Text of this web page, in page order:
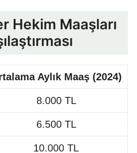
Hekim Maaşları
Aylık Maaş (2024)
8.000 TL
6.500 TL
10.000 TL